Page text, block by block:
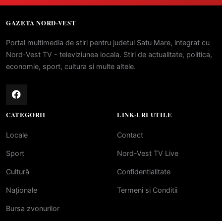
GAZETA NORD-VEST
Portal multimedia de stiri pentru judetul Satu Mare, integrat cu
Nord-Vest TV - televiziunea locala. Stiri de actualitate, politica,
economie, sport, cultura si multe altele.
CATEGORII
Locale
Sport
Cultură
Naționale
Bursa zvonurilor
LINK-URI UTILE
Contact
Nord-Vest TV Live
Confidentialitate
Termeni si Conditii